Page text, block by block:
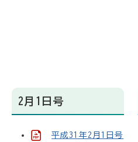
2月1日号
平成31年2月1日号